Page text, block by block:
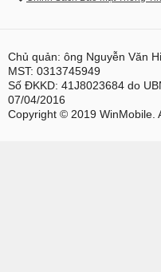
Chủ quản: ông Nguyễn Văn
MST: 0313745949
Số ĐKKD: 41J8023684 do
07/04/2016
Copyright © 2019 WinMobile.